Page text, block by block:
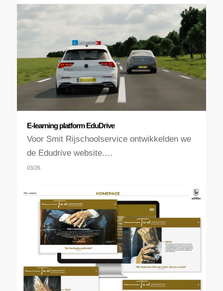
E-learning platform EduDrive
Voor Smit Rijschoolservice ontwikkelden we
de Edudrive website.…
03/26